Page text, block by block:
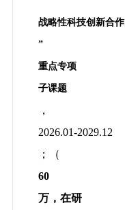
战略性科技创新合作
”
重点专项
子课题
，
2026.01-2029.12
；（
60
万，在研